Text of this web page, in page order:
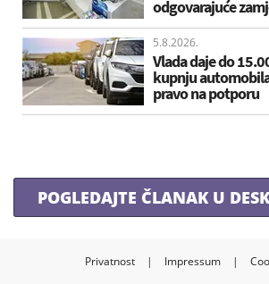
odgovarajuće
5.8.2026.
Vlada daje do
kupnju
pravo na potporu
POGLEDAJTE ČLANAK U
Privatnost | Impressum |